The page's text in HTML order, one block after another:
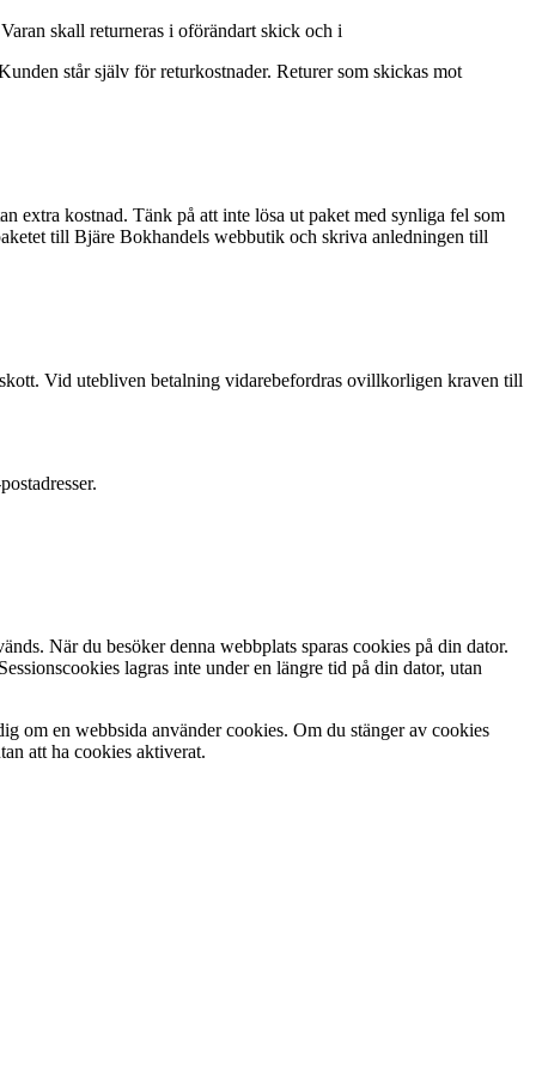
skall returneras i oförändart skick och i
står själv för returkostnader. Returer som skickas mot
extra kostnad. Tänk på att inte lösa ut paket med synliga fel som
till Bjäre Bokhandels webbutik och skriva anledningen till
Vid utebliven betalning vidarebefordras ovillkorligen kraven till
När du besöker denna webbplats sparas cookies på din dator.
lagras inte under en längre tid på din dator, utan
om en webbsida använder cookies. Om du stänger av cookies
att ha cookies aktiverat.